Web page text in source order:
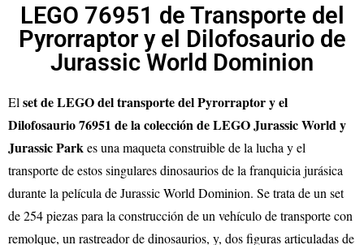
LEGO 76951 de Transporte del
Pyrorraptor y el Dilofosaurio de
Jurassic World Dominion
El set de LEGO del transporte del Pyrorraptor y el
Dilofosaurio 76951 de la colección de LEGO Jurassic World y
Jurassic Parkes una maqueta construible de la lucha y el
transporte de estos singulares dinosaurios de la franquicia jurásica
durante la película de Jurassic World Dominion. Se trata de un set
de 254 piezas para la construcción de un vehículo de transporte con
remolque, un rastreador de dinosaurios, y, dos figuras articuladas de